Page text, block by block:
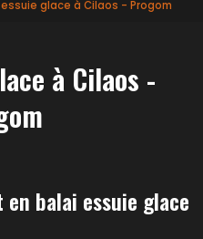
glace à Cilaos - Progom
à Cilaos -
balai essuie glace